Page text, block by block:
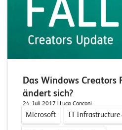
Das Windows Creators
ändert sich?
24. Juli 2017 | Luca Conconi
Microsoft IT Infrastructure